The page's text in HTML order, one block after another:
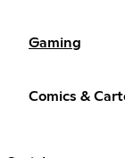
Gaming
Comics &